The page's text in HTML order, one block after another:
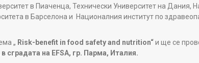
в Пиаченца, Технически Университет на Дания,
в Барселона и Националния институт по
„ Risk-benefit in food safety and nutrition“и ще се
сградата на EFSA, гр. Парма, Италия.